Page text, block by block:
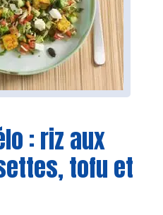
: riz aux
tofu et